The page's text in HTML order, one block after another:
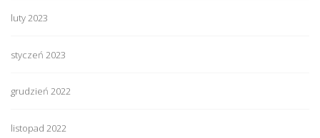
luty 2023
styczeń 2023
grudzień 2022
listopad 2022